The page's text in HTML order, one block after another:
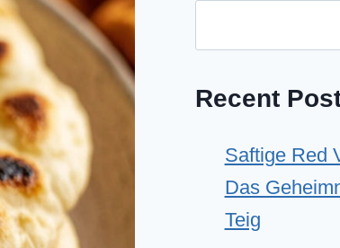
Recent
Saftige Red
Das
Teig